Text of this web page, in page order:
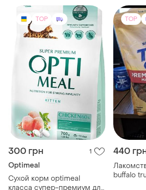
TOP
300 грн 1
Optimeal
Сухой корм optimeal
TOP
440
buffalo